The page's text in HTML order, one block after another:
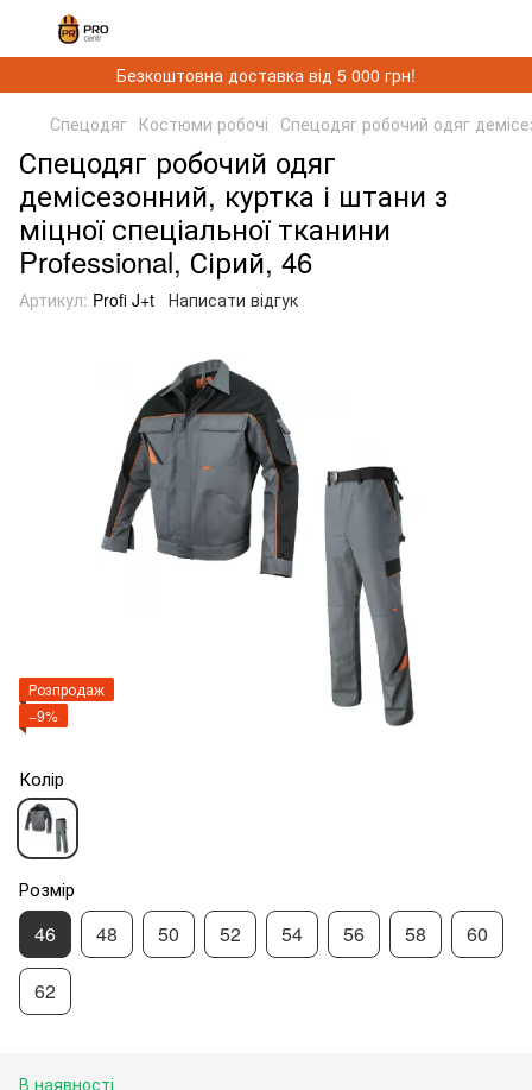
Безкоштовна доставка від 5 000 грн!
Спецодяг Костюми робочі Спецодяг робочий одяг
Спецодяг робочий одяг
демісезонний, куртка і штани з
міцної спеціальної тканини
Professional, Сірий, 46
Артикул: Profi J+t Написати відгук
Розпродаж
−9%
Колір
Розмір
46 48 50 52 54 56 58 60
62
В наявності